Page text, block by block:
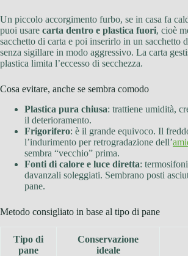
Un piccolo accorgimento furbo, se in casa fa
puoi usare carta dentro e plastica fuori, cioè
sacchetto di carta e poi inserirlo in un sacchetto
senza sigillare in modo aggressivo. La carta
plastica limita l’eccesso di secchezza.
Cosa evitare, anche se sembra comodo
Plastica pura chiusa: trattiene umidità,
il deterioramento.
Frigorifero: è il grande equivoco. Il
l’indurimento per retrogradazione dell’
sembra “vecchio” prima.
Fonti di calore e luce diretta:
davanzali soleggiati. Sembrano posti
pane.
Metodo consigliato in base al tipo di pane
Tipo di
pane
Conservazione
ideale